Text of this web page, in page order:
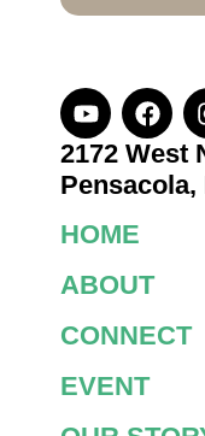
2172 West
Pensacola,
HOME
ABOUT
CONNECT
EVENT